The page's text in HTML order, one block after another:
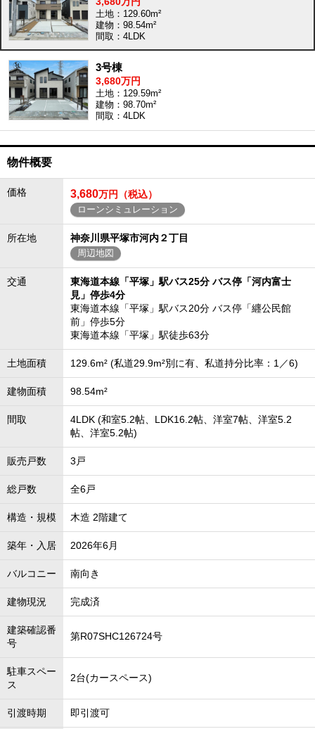
土地：129.60m²
建物：98.54m²
間取：4LDK
3号棟
3,680万円
土地：129.59m²
建物：98.70m²
間取：4LDK
物件概要
価格 3,680万円（税込）
ローンシミュレーション
所在地 神奈川県平塚市河内２丁目
周辺地図
交通
東海道本線「平塚」駅バス25分 バス停「河内富士
見」停歩4分
東海道本線「平塚」駅バス20分 バス停「纒公民館
前」停歩5分
東海道本線「平塚」駅徒歩63分
土地面積 129.6m² (私道29.9m²別に有、私道持分比率：1／6)
建物面積 98.54m²
間取
4LDK (和室5.2帖、LDK16.2帖、洋室7帖、洋室5.2
帖、洋室5.2帖)
販売戸数 3戸
総戸数 全6戸
構造・規模 木造 2階建て
築年・入居 2026年6月
バルコニー 南向き
建物現況 完成済
建築確認番
号
第R07SHC126724号
駐車スペー
ス
2台(カースペース)
引渡時期 即引渡可